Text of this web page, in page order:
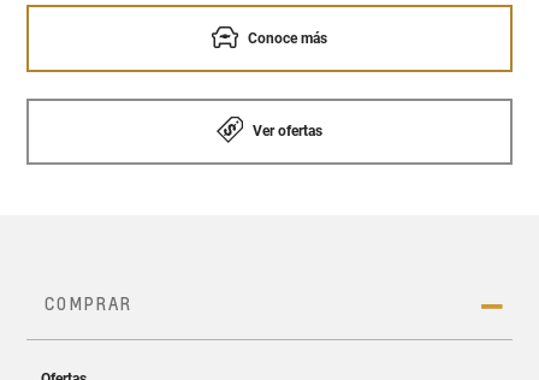
Conoce más
Ver ofertas